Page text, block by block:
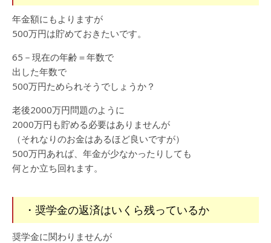
年金額にもよりますが
500万円は貯めておきたいです。
65－現在の年齢＝年数で
出した年数で
500万円ためられそうでしょうか？
老後2000万円問題のように
2000万円も貯める必要はありませんが
（それなりのお金はあるほど良いですが）
500万円あれば、年金が少なかったりしても
何とか立ち回れます。
・奨学金の返済はいくら残っているか
奨学金に関わりませんが